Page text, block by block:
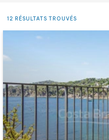
12 RÉSULTATS TROUVÉS